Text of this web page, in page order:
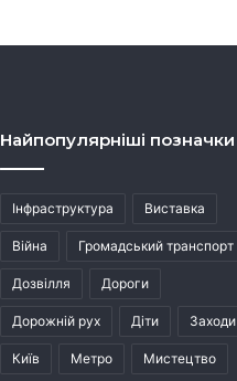
Найпопулярніші позначки
Інфраструктура Виставка
Війна Громадський транспорт
Дозвілля Дороги
Дорожній рух Діти Заходи
Київ Метро Мистецтво